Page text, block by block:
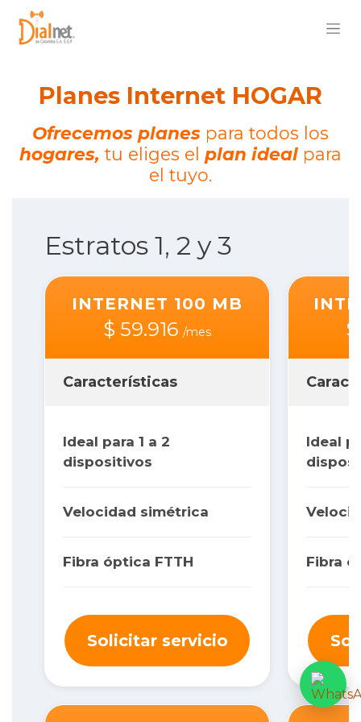
Planes Internet HOGAR
Ofrecemos planes para todos los
hogares, tu eliges el plan ideal para
el tuyo.
Estratos 1, 2 y 3
INTERNET 100 MB
$ 59.916 /mes
Características
Ideal para 1 a 2
dispositivos
Velocidad simétrica
Fibra óptica FTTH
Solicitar servicio
Ideal
Fibra